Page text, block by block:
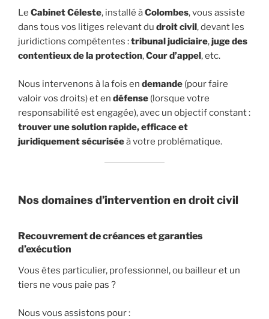
Le Cabinet Céleste, installé àColombes, vous assiste
dans tous vos litiges relevant du droit civil, devant les
juridictions compétentes :tribunal judiciaire,juge des
contentieux de la protection,Cour d’appel, etc.
Nous intervenons à la fois en demande (pour faire
valoir vos droits) et en défense (lorsque votre
responsabilité est engagée), avec un objectif constant :
trouver une solution rapide, efficace et
juridiquement sécuriséeà votre problématique.
Nos domaines d’intervention en droit civil
Recouvrement de créances et garanties
d’exécution
Vous êtes particulier, professionnel, ou bailleur et un
tiers ne vous paie pas ?
Nous vous assistons pour :